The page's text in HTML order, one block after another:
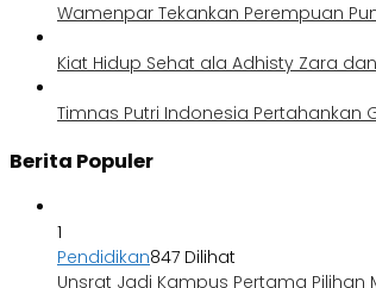
Wamenpar Tekankan Perempuan
Kiat Hidup Sehat ala Adhisty Zara
Timnas Putri Indonesia Pertahankan
Berita Populer
1
Pendidikan847 Dilihat
Unsrat Jadi Kampus Pertama Pilihan